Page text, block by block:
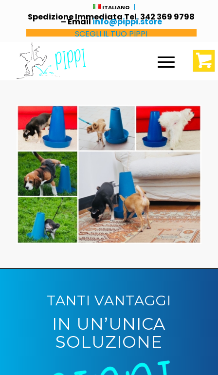
ITALIANO
Spedizione Immediata Tel. 342 369 9798
– Emailinfo@pippi.store
SCEGLI IL TUO PIPPI
TANTI VANTAGGI
IN UN’UNICA
SOLUZIONE